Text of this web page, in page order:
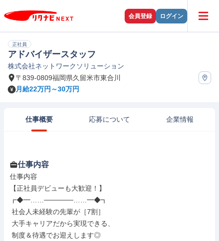
会員登録 ログイン
正社員
アドバイザースタッフ
株式会社ネットワークソリューション
〒839-0809福岡県久留米市東合川
月給22万円～30万円
仕事概要 応募について 企業情報
仕事内容
仕事内容
【正社員デビューも大歓迎！】
┏◆━……──────……━◆┓